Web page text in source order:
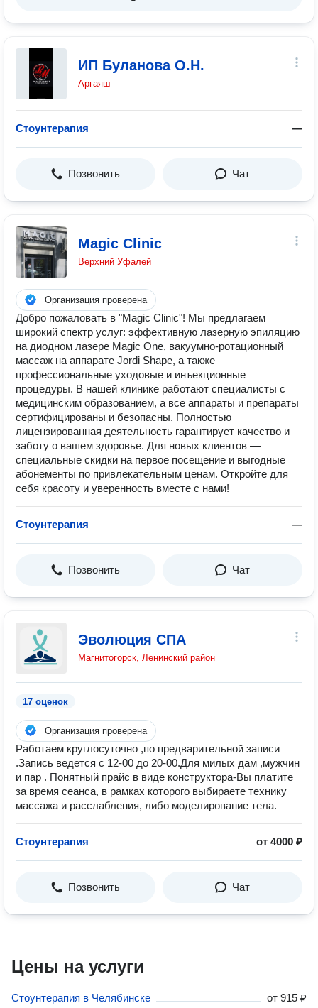
ИП Буланова О.Н.
Аргаяш
Стоунтерапия —
Позвонить Чат
Magic Clinic
Верхний Уфалей
Организация проверена
Добро пожаловать в "Magic Clinic"! Мы предлагаем
широкий спектр услуг: эффективную лазерную эпиляцию
на диодном лазере Magic One, вакуумно-ротационный
массаж на аппарате Jordi Shape, а также
профессиональные уходовые и инъекционные
процедуры. В нашей клинике работают специалисты с
медицинским образованием, а все аппараты и препараты
сертифицированы и безопасны. Полностью
лицензированная деятельность гарантирует качество и
заботу о вашем здоровье. Для новых клиентов —
специальные скидки на первое посещение и выгодные
абонементы по привлекательным ценам. Откройте для
себя красоту и уверенность вместе с нами!
Стоунтерапия —
Позвонить Чат
Эволюция СПА
Магнитогорск, Ленинский район
17 оценок
Организация проверена
Работаем круглосуточно ,по предварительной записи
.Запись ведется с 12-00 до 20-00.Для милых дам ,мужчин
и пар . Понятный прайс в виде конструктора-Вы платите
за время сеанса, в рамках которого выбираете технику
массажа и расслабления, либо моделирование тела.
Стоунтерапия от 4000 ₽
Позвонить Чат
Цены на услуги
Стоунтерапия в Челябинске от 915 ₽